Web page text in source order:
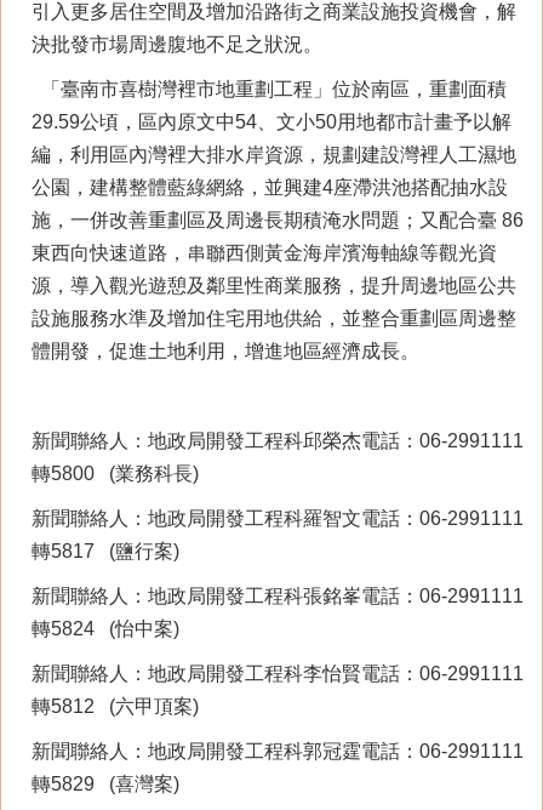
引入更多居住空間及增加沿路街之商業設施投資機會，解
決批發市場周邊腹地不足之狀況。
「臺南市喜樹灣裡市地重劃工程」位於南區，重劃面積
29.59公頃，區內原文中54、文小50用地都市計畫予以解
編，利用區內灣裡大排水岸資源，規劃建設灣裡人工濕地
公園，建構整體藍綠網絡，並興建4座滯洪池搭配抽水設
施，一併改善重劃區及周邊長期積淹水問題；又配合臺 86
東西向快速道路，串聯西側黃金海岸濱海軸線等觀光資
源，導入觀光遊憩及鄰里性商業服務，提升周邊地區公共
設施服務水準及增加住宅用地供給，並整合重劃區周邊整
體開發，促進土地利用，增進地區經濟成長。
新聞聯絡人：地政局開發工程科邱榮杰電話：06-2991111
轉5800 (業務科長)
新聞聯絡人：地政局開發工程科羅智文電話：06-2991111
轉5817 (鹽行案)
新聞聯絡人：地政局開發工程科張銘峯電話：06-2991111
轉5824 (怡中案)
新聞聯絡人：地政局開發工程科李怡賢電話：06-2991111
轉5812 (六甲頂案)
新聞聯絡人：地政局開發工程科郭冠霆電話：06-2991111
轉5829 (喜灣案)